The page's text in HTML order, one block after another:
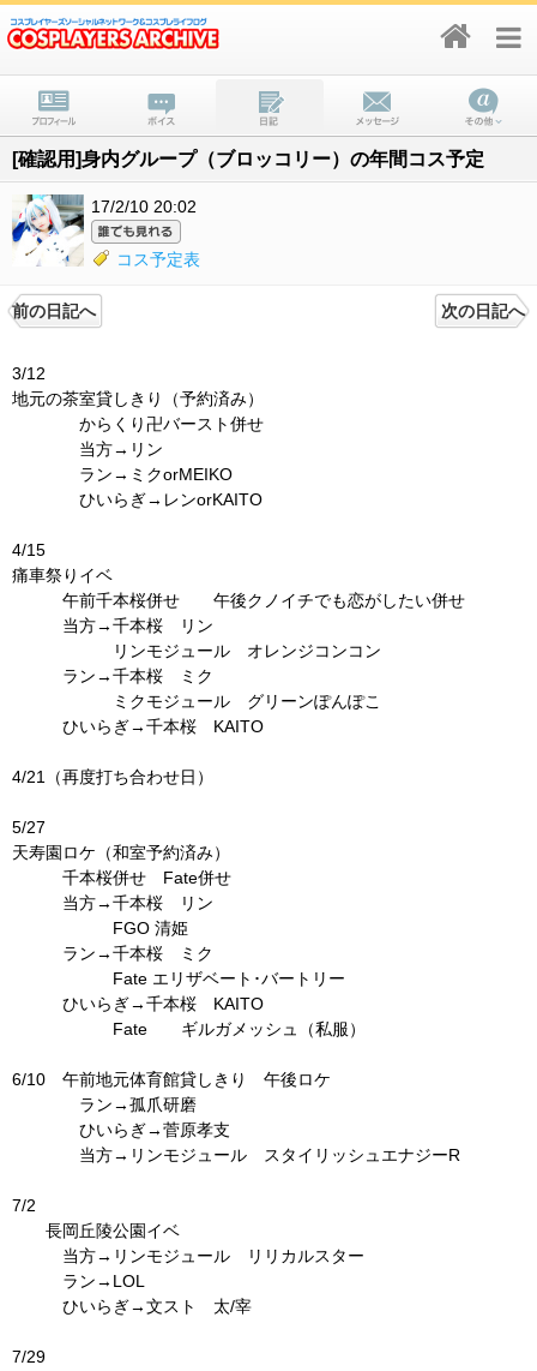
[確認用]身内グループ（ブロッコリー）の年間コス予定
17/2/10 20:02
コス予定表
前の日記へ 次の日記へ
3/12
地元の茶室貸しきり（予約済み）
からくり卍バースト併せ
当方→リン
ラン→ミクorMEIKO
ひいらぎ→レンorKAITO
4/15
痛車祭りイベ
午前千本桜併せ 午後クノイチでも恋がしたい併せ
当方→千本桜 リン
リンモジュール オレンジコンコン
ラン→千本桜 ミク
ミクモジュール グリーンぽんぽこ
ひいらぎ→千本桜 KAITO
4/21（再度打ち合わせ日）
5/27
天寿園ロケ（和室予約済み）
千本桜併せ Fate併せ
当方→千本桜 リン
FGO 清姫
ラン→千本桜 ミク
Fate エリザベート･バートリー
ひいらぎ→千本桜 KAITO
Fate ギルガメッシュ（私服）
6/10 午前地元体育館貸しきり 午後ロケ
ラン→孤爪研磨
ひいらぎ→菅原孝支
当方→リンモジュール スタイリッシュエナジーR
7/2
長岡丘陵公園イベ
当方→リンモジュール リリカルスター
ラン→LOL
ひいらぎ→文スト 太/宰
7/29